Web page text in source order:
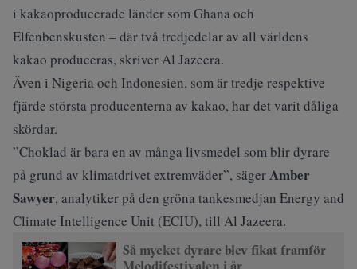
i kakaoproducerade länder som Ghana och
Elfenbenskusten – där två tredjedelar av all världens
kakao produceras, skriverAl Jazeera.
Även i Nigeria och Indonesien, som är tredje respektive
fjärde största producenterna av kakao, har det varit dåliga
skördar.
”Choklad är bara en av många livsmedel som blir dyrare
på grund av klimatdrivet extremväder”, sägerAmber
Sawyer, analytiker på den gröna tankesmedjan Energy and
Climate Intelligence Unit (ECIU), till Al Jazeera.
Så mycket dyrare blev fikat framför
Melodifestivalen i år